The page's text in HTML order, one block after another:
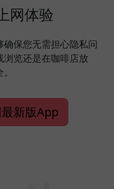
网体验
保您无需担心隐私问
览还是在咖啡店放
新版App